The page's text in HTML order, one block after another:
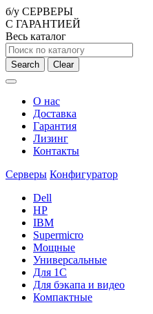
б/у СЕРВЕРЫ
С ГАРАНТИЕЙ
Весь каталог
Search Clear
О нас
Доставка
Гарантия
Лизинг
Контакты
Серверы Конфигуратор
Dell
HP
IBM
Supermicro
Мощные
Универсальные
Для 1С
Для бэкапа и видео
Компактные